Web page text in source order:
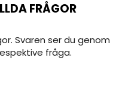
FRÅGOR
Svaren ser du genom
fråga.